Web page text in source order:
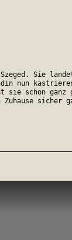
Sie
nun
schon ganz